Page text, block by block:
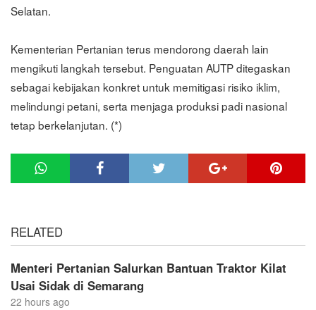
Selatan.
Kementerian Pertanian terus mendorong daerah lain
mengikuti langkah tersebut. Penguatan AUTP ditegaskan
sebagai kebijakan konkret untuk memitigasi risiko iklim,
melindungi petani, serta menjaga produksi padi nasional
tetap berkelanjutan. (*)
RELATED
Menteri Pertanian Salurkan Bantuan Traktor Kilat
Usai Sidak di Semarang
22 hours ago